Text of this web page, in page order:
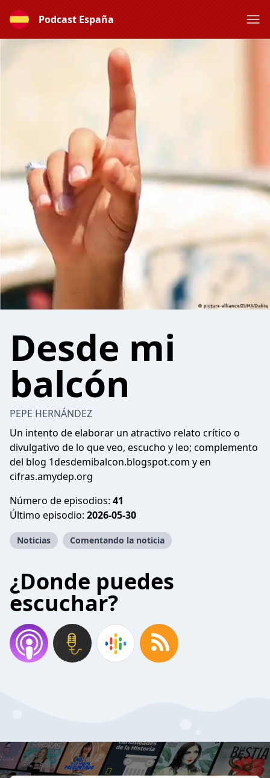
Podcast España
Desde mi
balcón
PEPE HERNÁNDEZ
Un intento de elaborar un atractivo relato crítico o
divulgativo de lo que veo, escucho y leo; complemento
del blog 1desdemibalcon.blogspot.com y en
cifras.amydep.org
Número de episodios: 41
Último episodio: 2026-05-30
Noticias Comentando la noticia
¿Donde puedes
escuchar?